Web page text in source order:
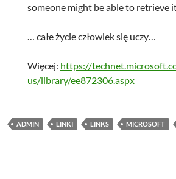
someone might be able to retrieve
… całe życie człowiek się uczy…
Więcej: https://
us/library/ee872306.aspx
ADMIN LINKI LINKS MICROSOFT